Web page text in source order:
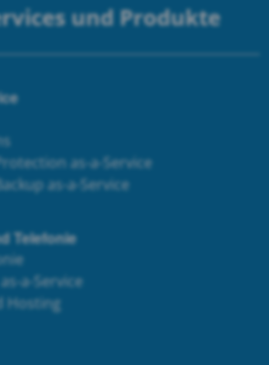
und Produkte
as-a-Service
as-a-Service
Telefonie
a-Service
Hosting